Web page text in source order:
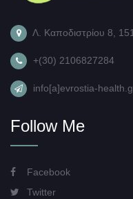
Λ. Καποδιστρίου 8,
+(30) 2106827284
info[a]evrostia-
Follow Me
Facebook
Twitter